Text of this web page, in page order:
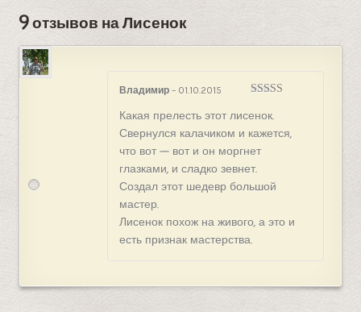
9 отзывов наЛисенок
5
Владимир – 01.10.2015
Какая прелесть этот лисенок.
Свернулся калачиком и кажется,
что вот — вот и он моргнет
глазками, и сладко зевнет.
Создал этот шедевр большой
мастер.
Лисенок похож на живого, а это и
есть признак мастерства.